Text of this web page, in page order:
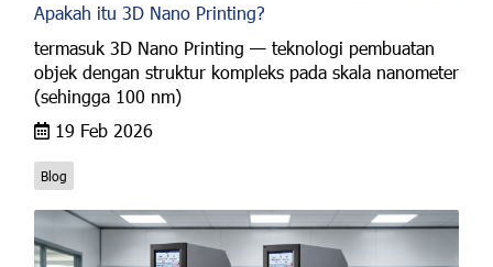
Apakah itu 3D Nano Printing?
termasuk 3D Nano Printing — teknologi pembuatan
objek dengan struktur kompleks pada skala nanometer
(sehingga 100 nm)
19 Feb 2026
Blog